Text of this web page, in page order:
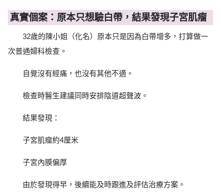
真實個案：原本只想驗白帶，結果發現子宮肌瘤
32歲的陳小姐（化名）原本只是因為白帶增多，打算做一
次普通婦科檢查。
自覺沒有經痛，也沒有其他不適。
檢查時醫生建議同時安排陰道超聲波。
結果發現：
子宮肌瘤約4厘米
子宮內膜偏厚
由於發現得早，後續能及時跟進及評估治療方案。